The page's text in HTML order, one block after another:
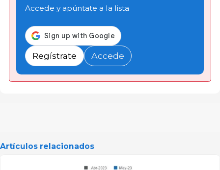
Accede y apúntate a la lista
Regístrate Accede
Artículos relacionados